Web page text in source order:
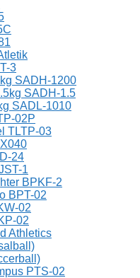
3
SADH-1200
SADH-1.5
SADL-1010
02P
TLTP-03
24
1
BPKF-2
BPT-02
02
02
Athletics
PTS-02